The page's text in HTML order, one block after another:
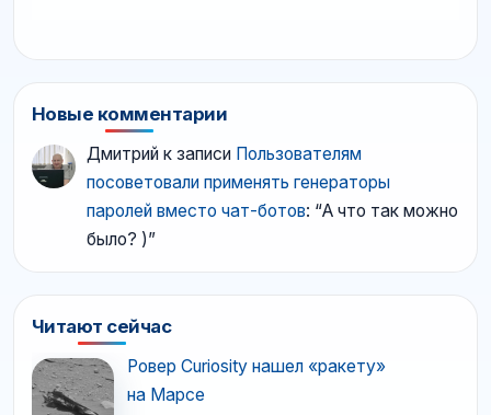
Новые комментарии
Дмитрий к записи Пользователям
посоветовали применять генераторы
паролей вместо чат-ботов: “А что так можно
было? )”
Читают сейчас
Ровер Curiosity нашел «ракету»
на Марсе